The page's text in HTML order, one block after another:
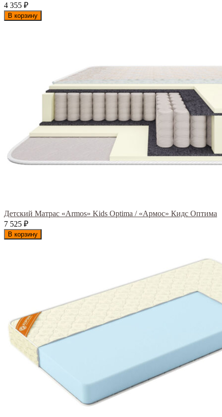
4 355 ₽
В корзину
Детский Матрас «Armos» Kids Optima / «Армос» Кидс Оптима
7 525 ₽
В корзину